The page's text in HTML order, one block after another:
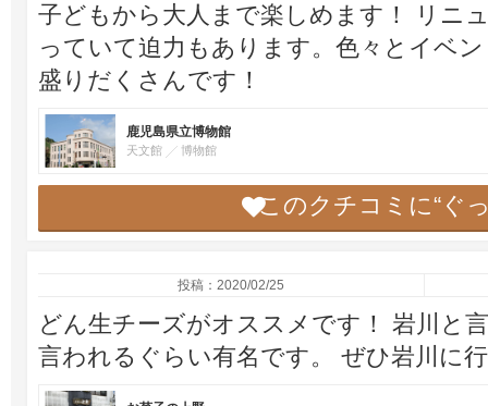
子どもから大人まで楽しめます！ リニ
っていて迫力もあります。色々とイベ
盛りだくさんです！
鹿児島県立博物館
天文館 博物館
このクチコミに“ぐ
投稿：2020/02/25
どん生チーズがオススメです！ 岩川と
言われるぐらい有名です。 ぜひ岩川に